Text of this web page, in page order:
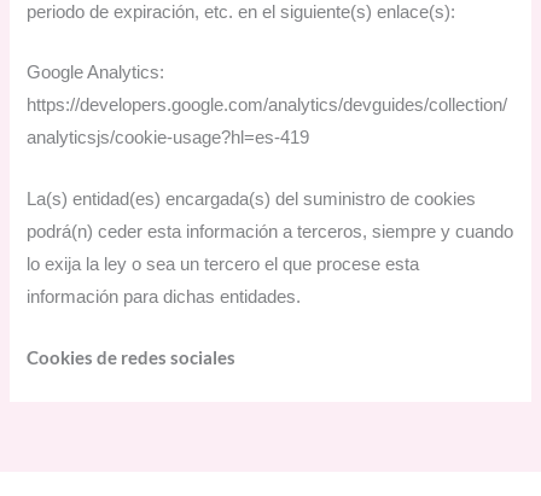
periodo de expiración, etc. en el siguiente(s) enlace(s):
Google Analytics:
https://developers.google.com/analytics/devguides/collection/
analyticsjs/cookie-usage?hl=es-419
La(s) entidad(es) encargada(s) del suministro de cookies
podrá(n) ceder esta información a terceros, siempre y cuando
lo exija la ley o sea un tercero el que procese esta
información para dichas entidades.
Cookies de redes sociales